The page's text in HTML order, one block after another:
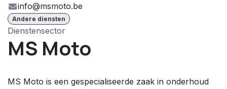
info@msmoto.be
Andere diensten
Dienstensector
MS Moto
MS Moto is een gespecialiseerde zaak in onderhoud